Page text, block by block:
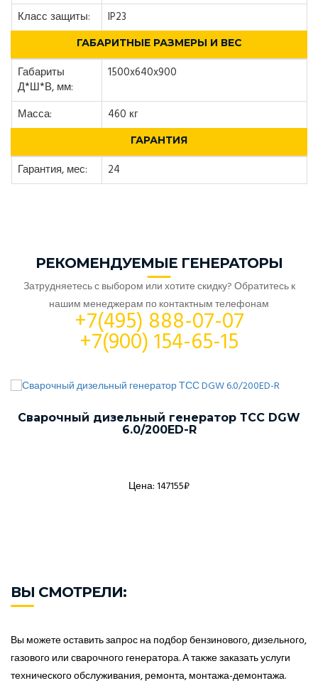
Класс защиты:
IP23
ГАБАРИТНЫЕ РАЗМЕРЫ И ВЕС
Габариты
Д*Ш*В, мм:
1500x640x900
Масса: 460 кг
ГАРАНТИЯ
Гарантия, мес: 24
РЕКОМЕНДУЕМЫЕ ГЕНЕРАТОРЫ
Затрудняетесь с выбором или хотите скидку? Обратитесь к
нашим менеджерам по контактным телефонам
+7(495) 888-07-07
+7(900) 154-65-15
Сварочный дизельный генератор ТСС DGW
6.0/200ED-R
Цена: 147155₽
ВЫ СМОТРЕЛИ:
Вы можете оставить запрос на подбор бензинового, дизельного,
газового или сварочного генератора. А также заказать услуги
технического обслуживания, ремонта, монтажа-демонтажа.